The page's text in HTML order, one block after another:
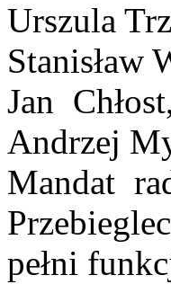
Urszula
Stanisław
Jan
Andrzej
Mandat
pełni